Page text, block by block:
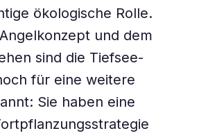
ökologische Rolle.
und dem
sind die Tiefsee-
für eine weitere
Sie haben eine